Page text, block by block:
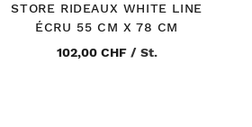
STORE RIDEAUX WHITE LINE
ÉCRU 55 CM X 78 CM
102,00 CHF / St.